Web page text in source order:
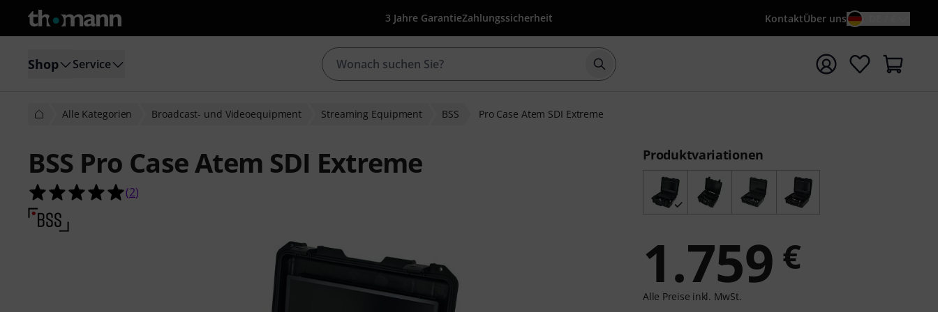
3 Jahre GarantieZahlungssicherheit KontaktÜber uns
Shop Service Suche mit Suchwort {searchTerm} starten
Alle Kategorien Broadcast- und Videoequipment Streaming Equipment BSS Pro Case Atem SDI Extreme
BSS Pro Case Atem SDI Extreme
5.0 von 5 Sternen aus 2 Kundenbewertungen
(2)
Produktvariationen
1.759 €
Alle Preise inkl. MwSt.